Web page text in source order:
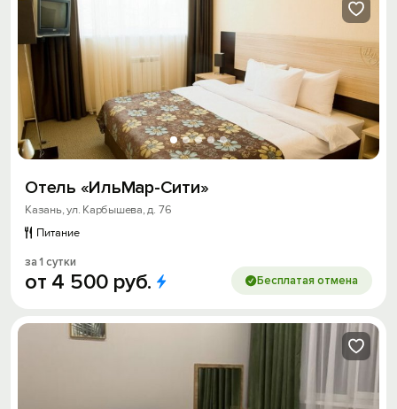
Отель «ИльМар-Сити»
Казань, ул. Карбышева, д. 76
Питание
за 1 сутки
от 4 500 руб. Бесплатая отмена